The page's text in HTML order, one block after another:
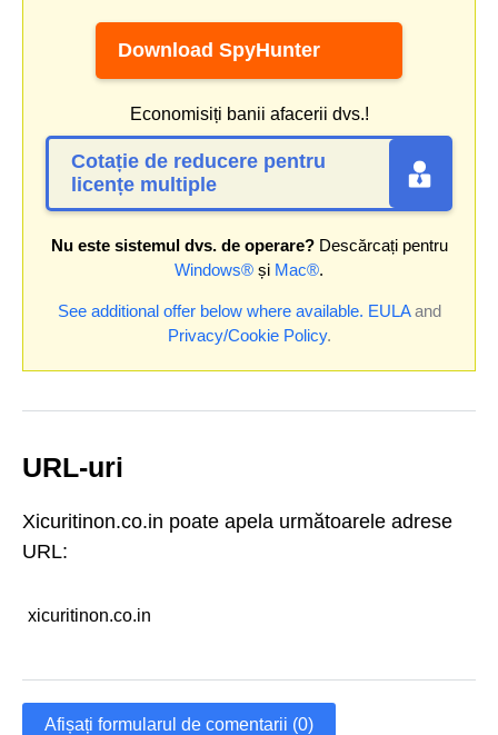
Download SpyHunter
Economisiți banii afacerii dvs.!
Cotație de reducere pentru
licențe multiple
Nu este sistemul dvs. de operare?Descărcați pentru
Windows® și Mac®.
See additional offer below where available. EULAand
Privacy/Cookie Policy.
URL-uri
Xicuritinon.co.in poate apela următoarele adrese
URL:
xicuritinon.co.in
Afișați formularul de comentarii (0)